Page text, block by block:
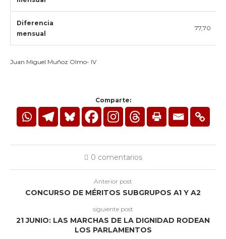
Diferencia
mensual
77,70
Juan Miguel Muñoz Olmo- IV
Comparte:
0 comentarios
Anterior post
CONCURSO DE MÉRITOS SUBGRUPOS A1 Y A2
siguiente post
21 JUNIO: LAS MARCHAS DE LA DIGNIDAD RODEAN
LOS PARLAMENTOS